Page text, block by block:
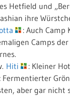
Hetfield und
ihre
: Auch Camp
Camps
Hiti
: Kleiner
: Fermentierter
aber gar nicht